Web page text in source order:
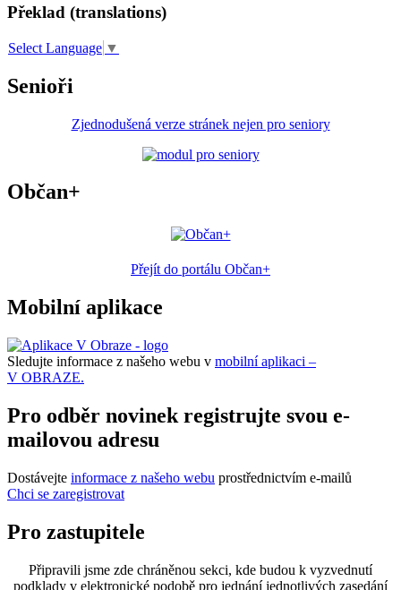
Překlad (translations)
Select Language ▼
Senioři
Zjednodušená verze stránek nejen pro seniory
Občan+
Přejít do portálu Občan+
Mobilní aplikace
Sledujte informace z našeho webu v mobilní aplikaci –
V OBRAZE.
Pro odběr novinek registrujte svou e-
mailovou adresu
Dostávejte informace z našeho webu prostřednictvím e-mailů
Chci se zaregistrovat
Pro zastupitele
Připravili jsme zde chráněnou sekci, kde budou k vyzvednutí
podklady v elektronické podobě pro jednání jednotlivých zasedání